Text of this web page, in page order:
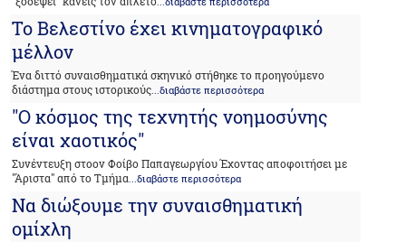
Το Βελεστίνο έχει κινηματογραφικό
μέλλον
Ένα διττό συναισθηματικά σκηνικό στήθηκε το προηγούμενο
διάστημα στους ιστορικούς...διαβάστε περισσότερα
"Ο κόσμος της τεχνητής νοημοσύνης
είναι χαοτικός"
Συνέντευξη στοον Φοίβο Παπαγεωργίου Έχοντας αποφοιτήσει με
"Άριστα" από το Τμήμα...διαβάστε περισσότερα
Να διώξουμε την συναισθηματική
ομίχλη